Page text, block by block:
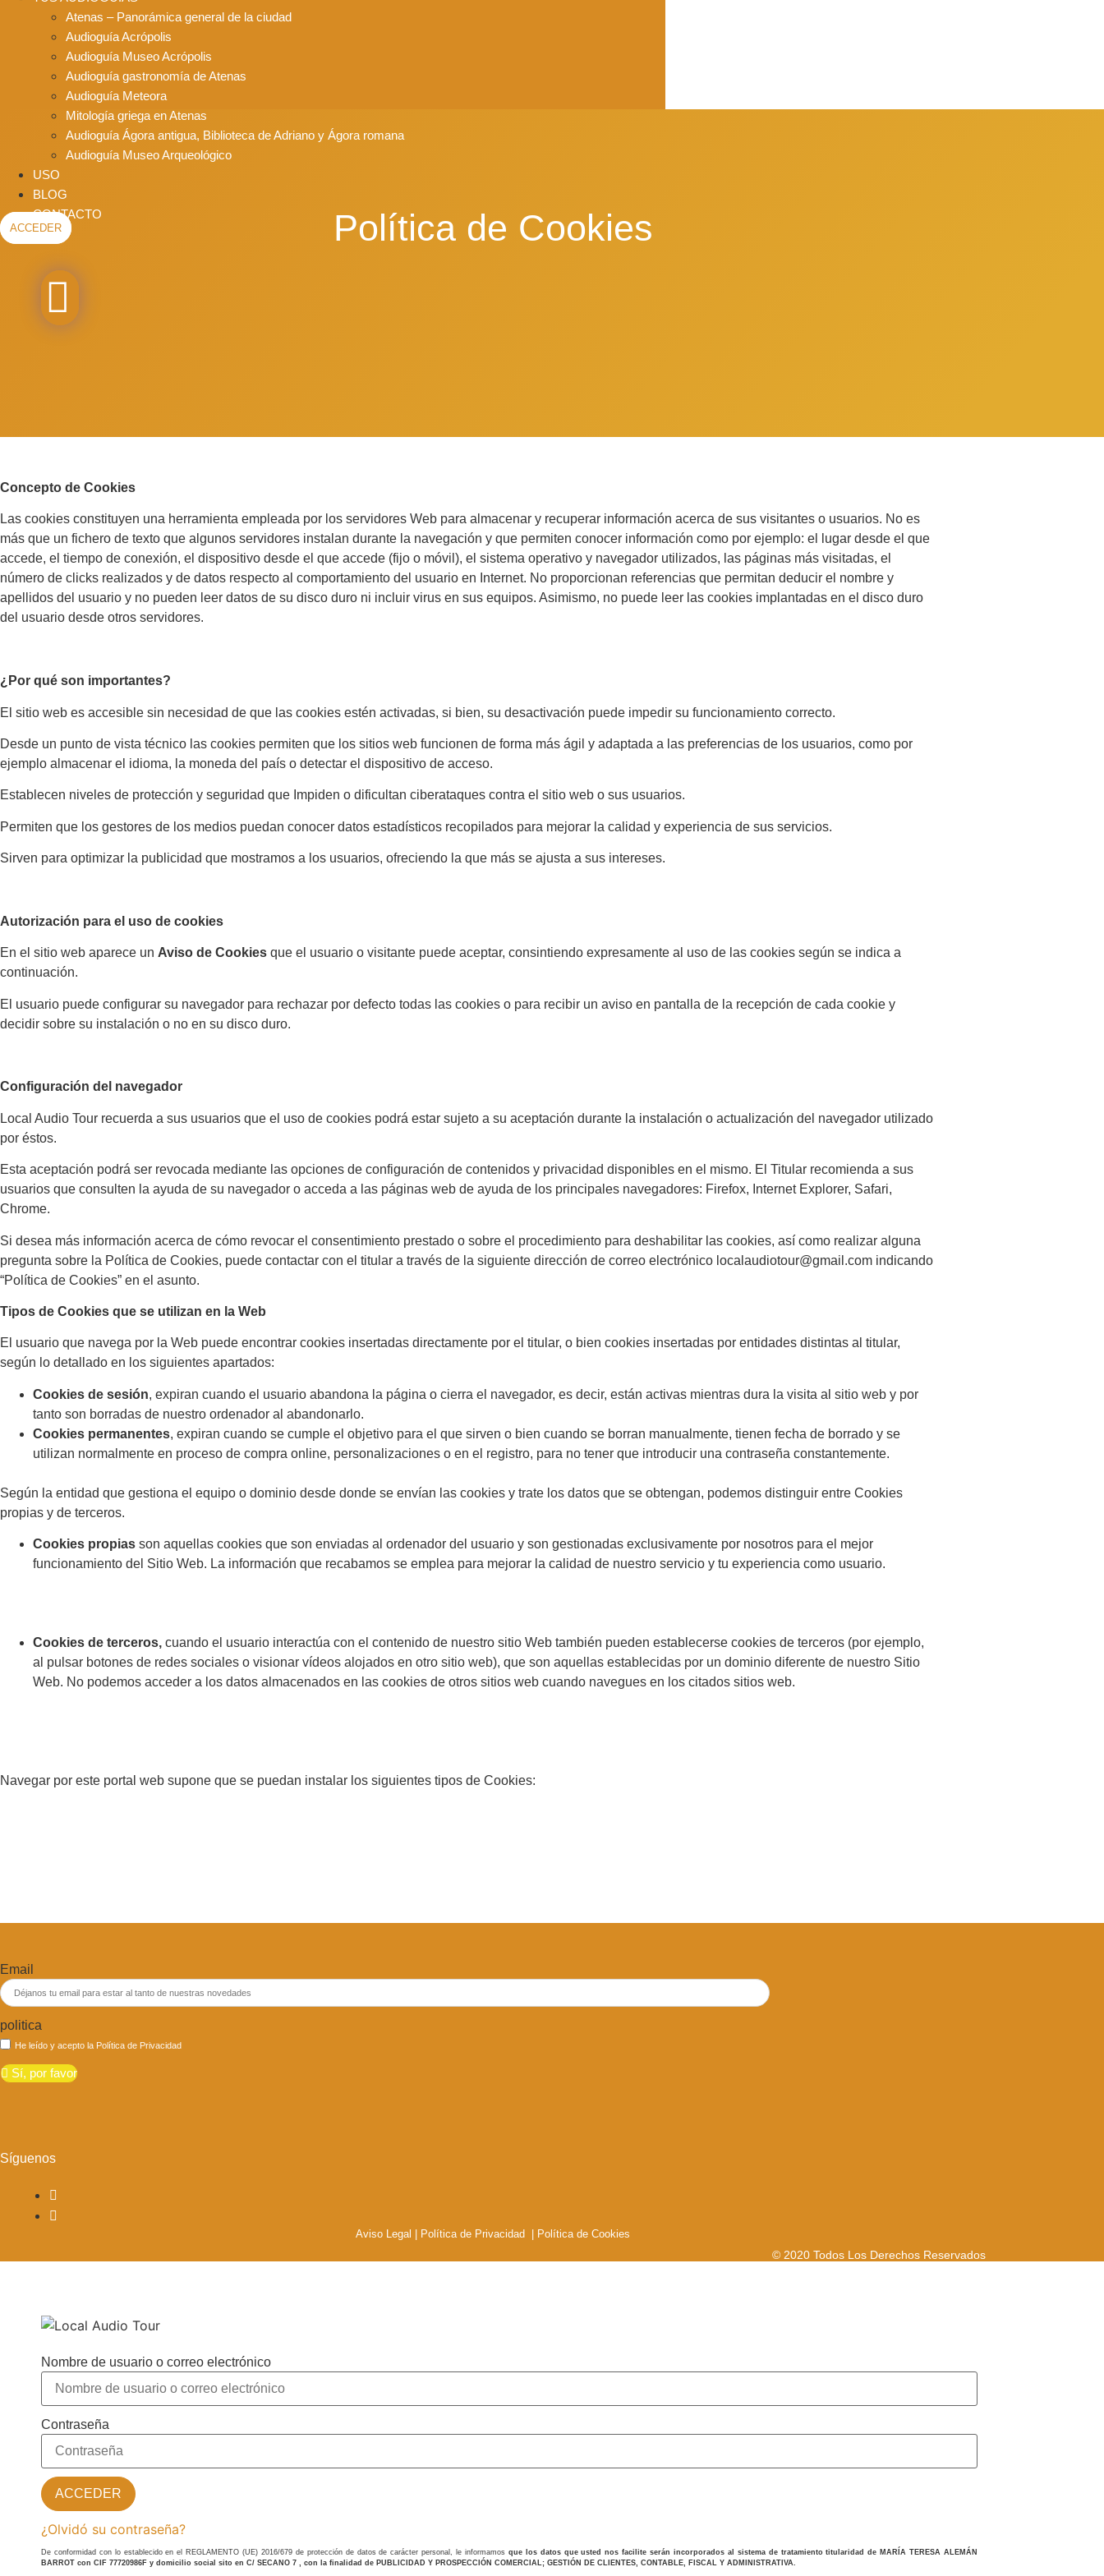
Atenas – Panorámica general de la ciudad
Audioguía Acrópolis
Audioguía Museo Acrópolis
Audioguía gastronomía de Atenas
Audioguía Meteora
Mitología griega en Atenas
Audioguía Ágora antigua, Biblioteca de Adriano y Ágora romana
Audioguía Museo Arqueológico
USO
BLOG
CONTACTO
ACCEDER Política de Cookies
Concepto de Cookies
Las cookies constituyen una herramienta empleada por los servidores Web para almacenar y recuperar información acerca de sus visitantes o usuarios. No es
más que un fichero de texto que algunos servidores instalan durante la navegación y que permiten conocer información como por ejemplo: el lugar desde el que
accede, el tiempo de conexión, el dispositivo desde el que accede (fijo o móvil), el sistema operativo y navegador utilizados, las páginas más visitadas, el
número de clicks realizados y de datos respecto al comportamiento del usuario en Internet. No proporcionan referencias que permitan deducir el nombre y
apellidos del usuario y no pueden leer datos de su disco duro ni incluir virus en sus equipos. Asimismo, no puede leer las cookies implantadas en el disco duro
del usuario desde otros servidores.
¿Por qué son importantes?
El sitio web es accesible sin necesidad de que las cookies estén activadas, si bien, su desactivación puede impedir su funcionamiento correcto.
Desde un punto de vista técnico las cookies permiten que los sitios web funcionen de forma más ágil y adaptada a las preferencias de los usuarios, como por
ejemplo almacenar el idioma, la moneda del país o detectar el dispositivo de acceso.
Establecen niveles de protección y seguridad que Impiden o dificultan ciberataques contra el sitio web o sus usuarios.
Permiten que los gestores de los medios puedan conocer datos estadísticos recopilados para mejorar la calidad y experiencia de sus servicios.
Sirven para optimizar la publicidad que mostramos a los usuarios, ofreciendo la que más se ajusta a sus intereses.
Autorización para el uso de cookies
En el sitio web aparece un Aviso de Cookies que el usuario o visitante puede aceptar, consintiendo expresamente al uso de las cookies según se indica a
continuación.
El usuario puede configurar su navegador para rechazar por defecto todas las cookies o para recibir un aviso en pantalla de la recepción de cada cookie y
decidir sobre su instalación o no en su disco duro.
Configuración del navegador
Local Audio Tour recuerda a sus usuarios que el uso de cookies podrá estar sujeto a su aceptación durante la instalación o actualización del navegador utilizado
por éstos.
Esta aceptación podrá ser revocada mediante las opciones de configuración de contenidos y privacidad disponibles en el mismo. El Titular recomienda a sus
usuarios que consulten la ayuda de su navegador o acceda a las páginas web de ayuda de los principales navegadores: Firefox, Internet Explorer, Safari,
Chrome.
Si desea más información acerca de cómo revocar el consentimiento prestado o sobre el procedimiento para deshabilitar las cookies, así como realizar alguna
pregunta sobre la Política de Cookies, puede contactar con el titular a través de la siguiente dirección de correo electrónico localaudiotour@gmail.com indicando
“Política de Cookies” en el asunto.
Tipos de Cookies que se utilizan en la Web
El usuario que navega por la Web puede encontrar cookies insertadas directamente por el titular, o bien cookies insertadas por entidades distintas al titular,
según lo detallado en los siguientes apartados:
Cookies de sesión, expiran cuando el usuario abandona la página o cierra el navegador, es decir, están activas mientras dura la visita al sitio web y por
tanto son borradas de nuestro ordenador al abandonarlo.
Cookies permanentes, expiran cuando se cumple el objetivo para el que sirven o bien cuando se borran manualmente, tienen fecha de borrado y se
utilizan normalmente en proceso de compra online, personalizaciones o en el registro, para no tener que introducir una contraseña constantemente.
Según la entidad que gestiona el equipo o dominio desde donde se envían las cookies y trate los datos que se obtengan, podemos distinguir entre Cookies
propias y de terceros.
Cookies propias son aquellas cookies que son enviadas al ordenador del usuario y son gestionadas exclusivamente por nosotros para el mejor
funcionamiento del Sitio Web. La información que recabamos se emplea para mejorar la calidad de nuestro servicio y tu experiencia como usuario.
Cookies de terceros, cuando el usuario interactúa con el contenido de nuestro sitio Web también pueden establecerse cookies de terceros (por ejemplo,
al pulsar botones de redes sociales o visionar vídeos alojados en otro sitio web), que son aquellas establecidas por un dominio diferente de nuestro Sitio
Web. No podemos acceder a los datos almacenados en las cookies de otros sitios web cuando navegues en los citados sitios web.
Navegar por este portal web supone que se puedan instalar los siguientes tipos de Cookies:
Email
politica
He leído y acepto la Política de Privacidad
Sí, por favor
Síguenos
Aviso Legal | Política de Privacidad | Política de Cookies
© 2020 Todos Los Derechos Reservados
Nombre de usuario o correo electrónico
Contraseña
ACCEDER
¿Olvidó su contraseña?
De conformidad con lo establecido en el REGLAMENTO (UE) 2016/679 de protección de datos de carácter personal, le informamos que los datos que usted nos facilite serán incorporados al sistema de tratamiento titularidad de MARÍA TERESA ALEMÁN
BARROT con CIF 77720986F y domicilio social sito en C/ SECANO 7 , con la finalidad de PUBLICIDAD Y PROSPECCIÓN COMERCIAL; GESTIÓN DE CLIENTES, CONTABLE, FISCAL Y ADMINISTRATIVA.